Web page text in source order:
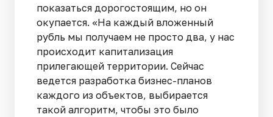
показаться дорогостоящим, но он
окупается. «На каждый вложенный
рубль мы получаем не просто два, у нас
происходит капитализация
прилегающей территории. Сейчас
ведется разработка бизнес-планов
каждого из объектов, выбирается
такой алгоритм, чтобы это было